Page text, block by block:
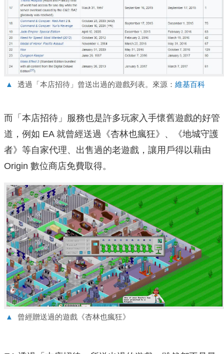
▲ 透過「本店招待」曾送出過的遊戲列表。來源： 維基百科
而「本店招待」服務也是許多玩家入手懷舊遊戲的好管
道，例如 EA 就曾經送過《杏林也瘋狂》、《地城守護
者》等自家代理、出售過的老遊戲，讓用戶得以藉由
Origin 數位商店免費取得。
▲ 曾經贈送過的遊戲《杏林也瘋狂》